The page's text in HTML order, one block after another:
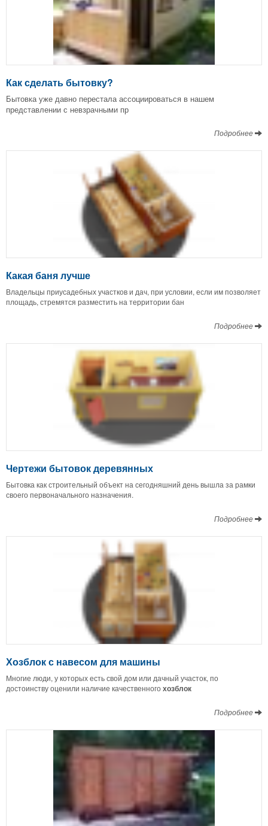
Как сделать бытовку?
Бытовка уже давно перестала ассоциироваться в нашем
представлении с невзрачными пр
Подробнее
Какая баня лучше
Владельцы приусадебных участков и дач, при условии, если им позволяет
площадь, стремятся разместить на территории бан
Подробнее
Чертежи бытовок деревянных
Бытовка как строительный объект на сегодняшний день вышла за рамки
своего первоначального назначения.
Подробнее
Хозблок с навесом для машины
Многие люди, у которых есть свой дом или дачный участок, по
достоинству оценили наличие качественногохозблок
Подробнее